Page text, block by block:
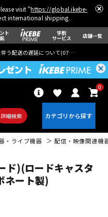
visit "https://global.ikebe-
international shipping.
ト 学割
サービス 店舗一覧
う配送の遅延について(07月29日
詳細検索
0
・ライブ機器 配信・映像関連機
)(ロードキャスタ
ネート製)